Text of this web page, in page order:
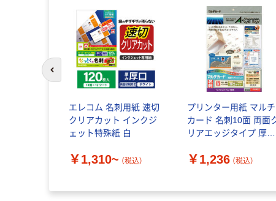
エレコム 名刺用紙 速切
クリアカット インクジ
ェット特殊紙 白
￥1,310~ （税込）
プリンター用紙 マルチ
カード 名刺10面 両面
リアエッジタイプ 厚口
ト(100枚) 00380789（直
￥1,236 （税込）
前のスライドへ